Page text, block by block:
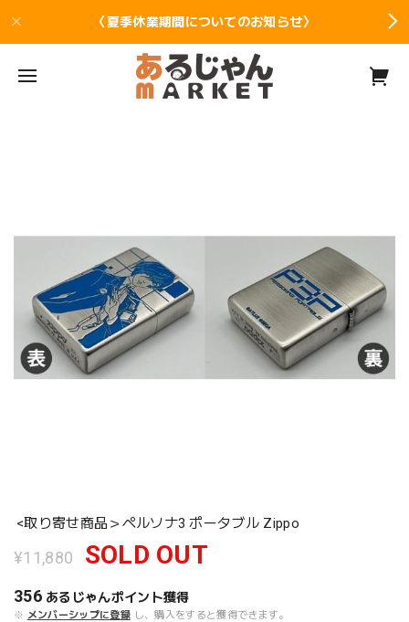
〈夏季休業期間についてのお知らせ〉
<取り寄せ商品＞ペルソナ3 ポータブル Zippo
¥11,880 SOLD OUT
356 あるじゃんポイント獲得
※ メンバーシップに登録 し、購入をすると獲得できます。